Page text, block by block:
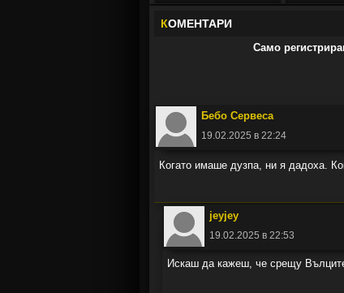
КОМЕНТАРИ
Само
Бебо Сервеса
19.02.2025 в 22:24
Когато имаше дузпа, ни я дадоха.
jeyjey
19.02.2025 в 22:53
Искаш да кажеш, че срещу